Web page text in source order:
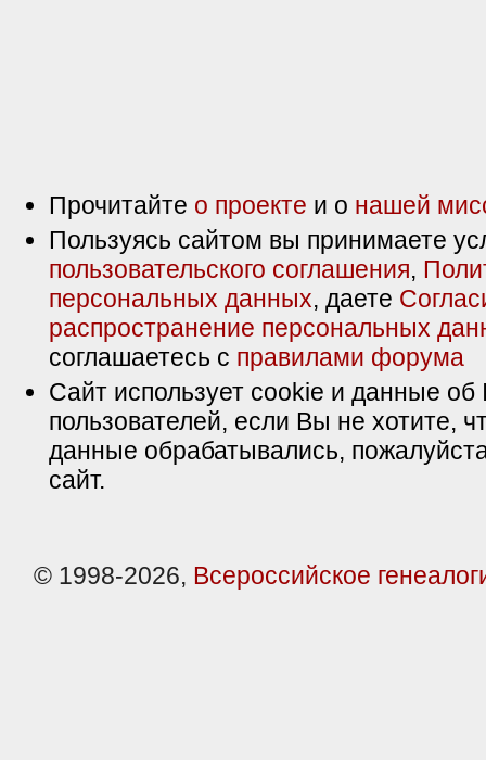
Прочитайте о проекте и о нашей
Пользуясь сайтом вы принимаете
пользовательского соглашения,
персональных данных, даете
распространение персональных
соглашаетесь с правилами форума
Сайт использует cookie и данные об
пользователей, если Вы не хотите,
данные обрабатывались,
сайт.
© 1998-2026, Всероссийское